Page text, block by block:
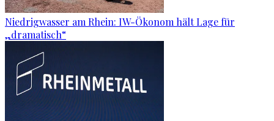
Niedrigwasser am Rhein: IW-Ökonom hält Lage für
„dramatisch“